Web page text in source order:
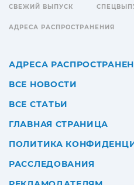
СВЕЖИЙ ВЫПУСК
АДРЕСА РАСПРОСТРАНЕНИЯ
АДРЕСА
ВСЕ НОВОСТИ
ВСЕ СТАТЬИ
ГЛАВНАЯ СТРАНИЦА
ПОЛИТИКА
РАССЛЕДОВАНИЯ